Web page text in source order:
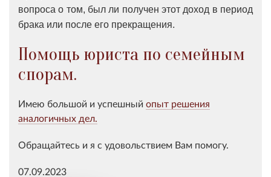
вопроса о том, был ли получен этот доход в период
брака или после его прекращения.
Помощь юриста по семейным
спорам.
Имею большой и успешный опыт решения
аналогичных дел.
Обращайтесь и я с удовольствием Вам помогу.
07.09.2023